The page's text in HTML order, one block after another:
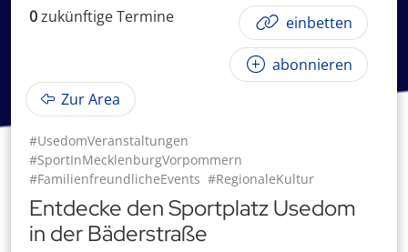
0zukünftigeTermine einbetten
abonnieren
Zur Area
#UsedomVeranstaltungen
#SportInMecklenburgVorpommern
#FamilienfreundlicheEvents #RegionaleKultur
Entdecke den Sportplatz Usedom
in der Bäderstraße